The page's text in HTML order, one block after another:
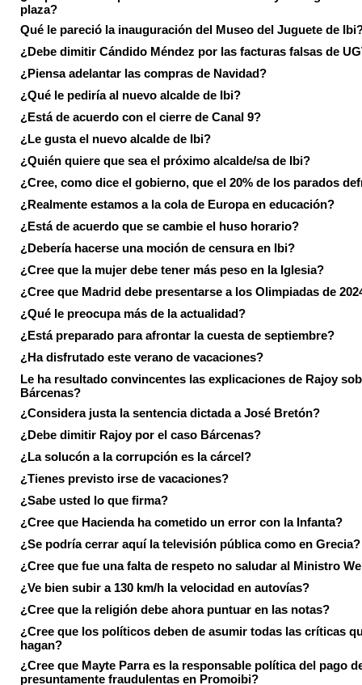
plaza?
Qué le pareció la inauguración del Museo del Juguete de
¿Debe dimitir Cándido Méndez por las facturas falsas de
¿Piensa adelantar las compras de Navidad?
¿Qué le pediría al nuevo alcalde de Ibi?
¿Está de acuerdo con el cierre de Canal 9?
¿Le gusta el nuevo alcalde de Ibi?
¿Quién quiere que sea el próximo alcalde/sa de Ibi?
¿Cree, como dice el gobierno, que el 20% de los parados
¿Realmente estamos a la cola de Europa en educación?
¿Está de acuerdo que se cambie el huso horario?
¿Debería hacerse una moción de censura en Ibi?
¿Cree que la mujer debe tener más peso en la Iglesia?
¿Cree que Madrid debe presentarse a los Olimpiadas de
¿Qué le preocupa más de la actualidad?
¿Está preparado para afrontar la cuesta de septiembre?
¿Ha disfrutado este verano de vacaciones?
Le ha resultado convincentes las explicaciones de Rajoy
Bárcenas?
¿Considera justa la sentencia dictada a José Bretón?
¿Debe dimitir Rajoy por el caso Bárcenas?
¿La solucón a la corrupción es la cárcel?
¿Tienes previsto irse de vacaciones?
¿Sabe usted lo que firma?
¿Cree que Hacienda ha cometido un error con la Infanta?
¿Se podría cerrar aquí la televisión pública como en Grecia?
¿Cree que fue una falta de respeto no saludar al Ministro
¿Ve bien subir a 130 km/h la velocidad en autovías?
¿Cree que la religión debe ahora puntuar en las notas?
¿Cree que los políticos deben de asumir todas las críticas
hagan?
¿Cree que Mayte Parra es la responsable política del pago
presuntamente fraudulentas en Promoibi?